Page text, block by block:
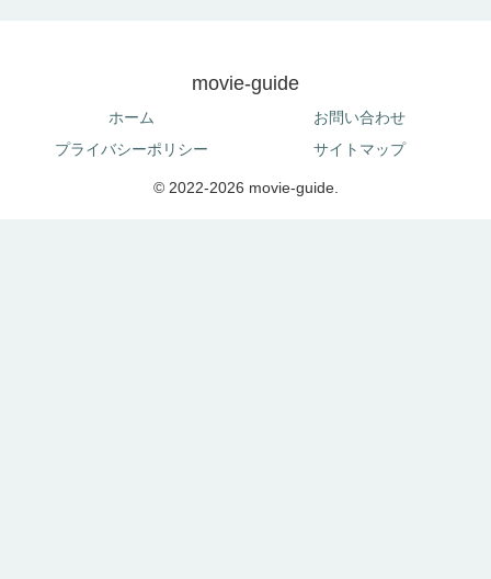
movie-guide
ホーム
お問い合わせ
プライバシーポリシー
サイトマップ
© 2022-2026 movie-guide.